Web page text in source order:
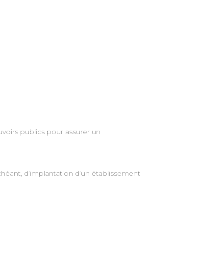
publics pour assurer un
d’implantation d’un établissement